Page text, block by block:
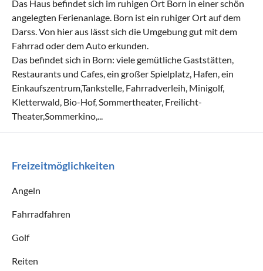
Das Haus befindet sich im ruhigen Ort Born in einer schön
angelegten Ferienanlage. Born ist ein ruhiger Ort auf dem
Darss. Von hier aus lässt sich die Umgebung gut mit dem
Fahrrad oder dem Auto erkunden.
Das befindet sich in Born: viele gemütliche Gaststätten,
Restaurants und Cafes, ein großer Spielplatz, Hafen, ein
Einkaufszentrum,Tankstelle, Fahrradverleih, Minigolf,
Kletterwald, Bio-Hof, Sommertheater, Freilicht-
Theater,Sommerkino,...
Freizeitmöglichkeiten
Angeln
Fahrradfahren
Golf
Reiten